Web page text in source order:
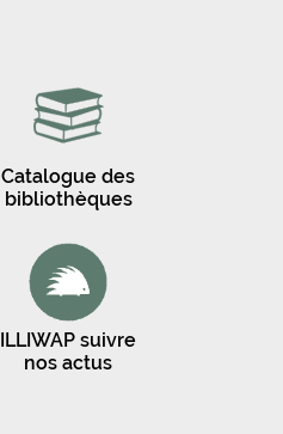
Catalogue des
bibliothèques
ILLIWAP suivre
nos actus